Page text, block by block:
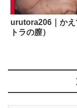
urutora206｜かえ
トラの膣）